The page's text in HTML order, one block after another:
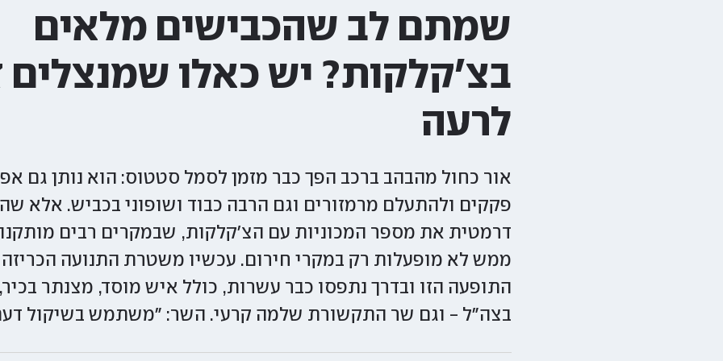
שמתם לב שהכבישים מלאים
בצ'קלקות? יש כאלו
לרעה
אור כחול מהבהב ברכב הפך כבר מזמן לסמל סטטוס: הוא נותן גם
פקקים ולהתעלם מרמזורים וגם הרבה כבוד ושופוני בכביש. אלא
דרמטית את מספר המכוניות עם הצ'קלקות, שבמקרים רבים
ממש לא מופעלות רק במקרי חירום. עכשיו משטרת התנועה
התופעה הזו ובדרך נתפסו כבר עשרות, כולל איש מוסד, מצנתר
בצה"ל - וגם שר התקשורת שלמה קרעי. השר: "משתמש בשיקול